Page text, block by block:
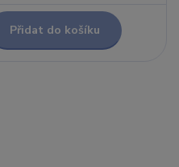
Přidat do košíku